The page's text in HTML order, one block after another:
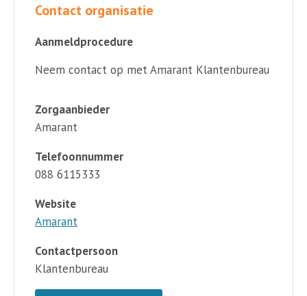
Contact organisatie
Aanmeldprocedure
Neem contact op met Amarant Klantenbureau
Zorgaanbieder
Amarant
Telefoonnummer
088 6115333
Website
Amarant
Contactpersoon
Klantenbureau